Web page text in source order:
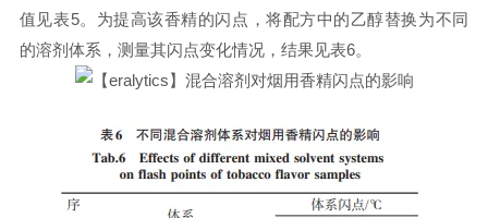
值见表5。为提高该香精的闪点，将配方中的乙醇替换为不同
的溶剂体系，测量其闪点变化情况，结果见表6。